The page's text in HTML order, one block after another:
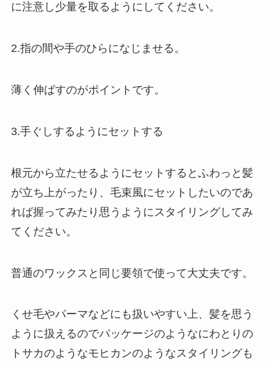
に注意し少量を取るようにしてください。
2.指の間や手のひらになじませる。
薄く伸ばすのがポイントです。
3.手ぐしするようにセットする
根元から立たせるようにセットするとふわっと髪
が立ち上がったり、毛束風にセットしたいのであ
れば握ってみたり思うようにスタイリングしてみ
てください。
普通のワックスと同じ要領で使って大丈夫です。
くせ毛やパーマなどにも扱いやすい上、髪を思う
ように扱えるのでパッケージのようなにわとりの
トサカのようなモヒカンのようなスタイリングも